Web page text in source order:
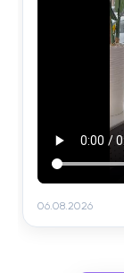
06.08.2026